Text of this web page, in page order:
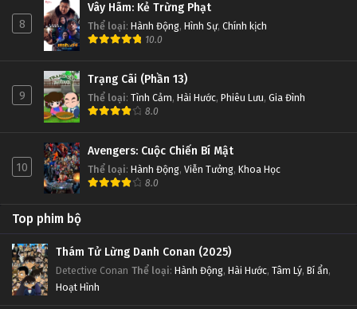
8
Vây Hãm: Kẻ Trừng Phạt
Thể loại: Hành Động, Hình Sự, Chính kịch
10.0
9
Trạng Cãi (Phần 13)
Thể loại: Tình Cảm, Hài Hước, Phiêu Lưu, Gia Đình
8.0
10
Avengers: Cuộc Chiến Bí Mật
Thể loại: Hành Động, Viễn Tưởng, Khoa Học
8.0
Top phim bộ
Thám Tử Lừng Danh Conan (2025)
Detective Conan Thể loại: Hành Động, Hài Hước, Tâm Lý, Bí ẩn,
Hoạt Hình